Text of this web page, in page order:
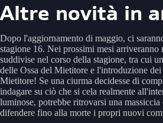
Altre novità in
Dopo l'aggiornamento di maggio, ci
stagione 16. Nei prossimi mesi arriveranno
suddivise nel corso della stagione, tra cui
delle Ossa del Mietitore e l'introduzione
Mietitore! Se una ciurma decidesse di
indagare su ciò che si cela realmente
luminose, potrebbe ritrovarsi una
difendere fino alla morte i propri nuovi